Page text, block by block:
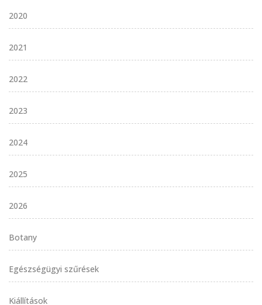
2020
2021
2022
2023
2024
2025
2026
Botany
Egészségügyi szűrések
Kiállítások